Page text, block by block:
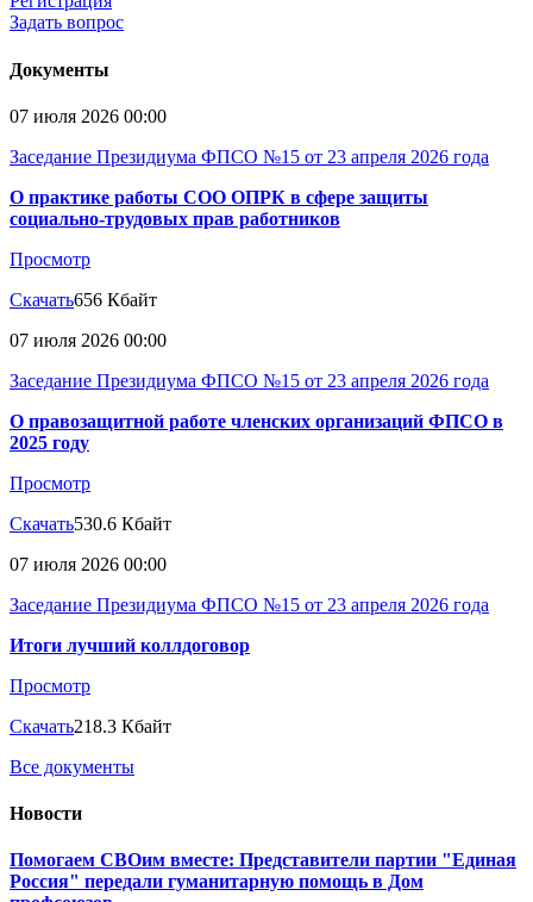
Задать вопрос
Документы
07 июля 2026 00:00
Заседание Президиума ФПСО №15 от 23 апреля 2026 года
О практике работы СОО ОПРК в сфере защиты
социально-трудовых прав работников
Просмотр
Скачать656 Кбайт
07 июля 2026 00:00
Заседание Президиума ФПСО №15 от 23 апреля 2026 года
О правозащитной работе членских организаций ФПСО в
2025 году
Просмотр
Скачать530.6 Кбайт
07 июля 2026 00:00
Заседание Президиума ФПСО №15 от 23 апреля 2026 года
Итоги лучший коллдоговор
Просмотр
Скачать218.3 Кбайт
Все документы
Новости
Помогаем СВОим вместе: Представители партии "Единая
Россия" передали гуманитарную помощь в Дом